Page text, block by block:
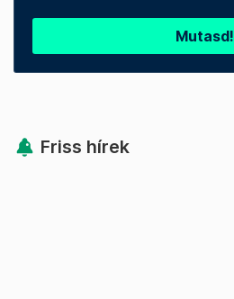
Mutasd!
Friss hírek